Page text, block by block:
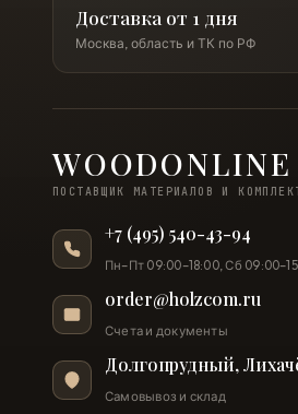
Доставка от 1 дня
Москва, область и ТК по РФ
WOODONLINE
ПОСТАВЩИК МАТЕРИАЛОВ И
+7 (495) 540-43-94
Пн–Пт 09:00–18:00, Сб
order@holzcom.ru
Счета и документы
Долгопрудный,
Самовывоз и склад